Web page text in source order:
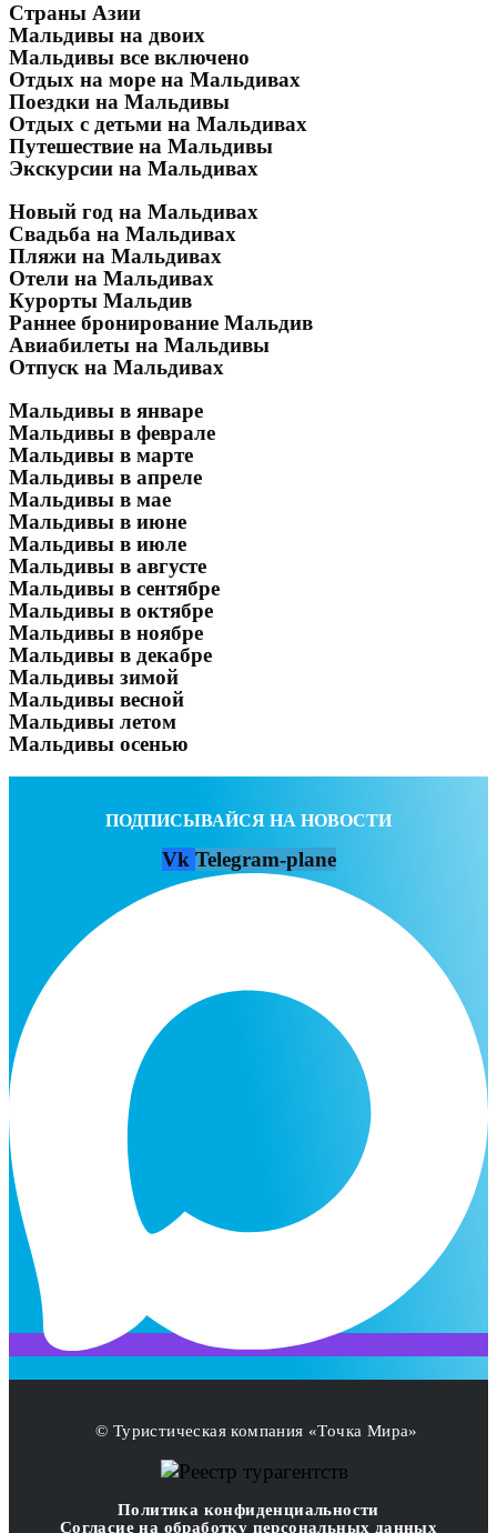
Страны Азии
Мальдивы на двоих
Мальдивы все включено
Отдых на море на Мальдивах
Поездки на Мальдивы
Отдых с детьми на Мальдивах
Путешествие на Мальдивы
Экскурсии на Мальдивах
Новый год на Мальдивах
Свадьба на Мальдивах
Пляжи на Мальдивах
Отели на Мальдивах
Курорты Мальдив
Раннее бронирование Мальдив
Авиабилеты на Мальдивы
Отпуск на Мальдивах
Мальдивы в январе
Мальдивы в феврале
Мальдивы в марте
Мальдивы в апреле
Мальдивы в мае
Мальдивы в июне
Мальдивы в июле
Мальдивы в августе
Мальдивы в сентябре
Мальдивы в октябре
Мальдивы в ноябре
Мальдивы в декабре
Мальдивы зимой
Мальдивы весной
Мальдивы летом
Мальдивы осенью
ПОДПИСЫВАЙСЯ НА НОВОСТИ
Vk Telegram-plane
© Туристическая компания «Точка Мира»
Политика конфиденциальности
Согласие на обработку персональных данных